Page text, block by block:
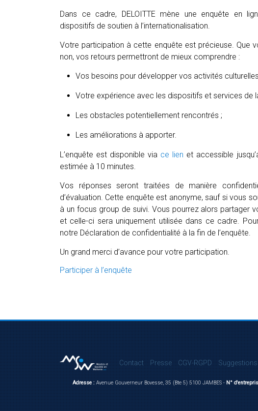
Dans ce cadre, DELOITTE mène une enquête en
dispositifs de soutien à l’internationalisation.
Votre participation à cette enquête est précieuse. Que
non, vos retours permettront de mieux comprendre :
Vos besoins pour développer vos activités culturelles
Votre expérience avec les dispositifs et services de
Les obstacles potentiellement rencontrés ;
Les améliorations à apporter.
L’enquête est disponible via ce lien et accessible
estimée à 10 minutes.
Vos réponses seront traitées de manière
d’évaluation. Cette enquête est anonyme, sauf si vous
à un focus group de suivi. Vous pourrez alors partager
et celle-ci sera uniquement utilisée dans ce cadre.
notre Déclaration de confidentialité à la fin de l’enquête.
Un grand merci d’avance pour votre participation.
Participer à l’enquête
Contact Presse CGV-RGPD Suggestions
Adresse :Avenue Gouverneur Bovesse, 35 (Bte 5) 5100 JAMBES -N°